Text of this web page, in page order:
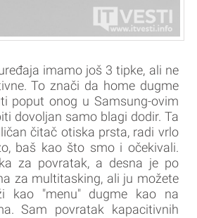
imamo još 3 tipke, ali ne
To znači da home dugme
poput onog u Samsung-ovim
dovoljan samo blagi dodir. Ta
čitač otiska prsta, radi vrlo
baš kao što smo i očekivali.
za povratak, a desna je po
za multitasking, ali ju možete
kao "menu" dugme kao na
Sam povratak kapacitivnih